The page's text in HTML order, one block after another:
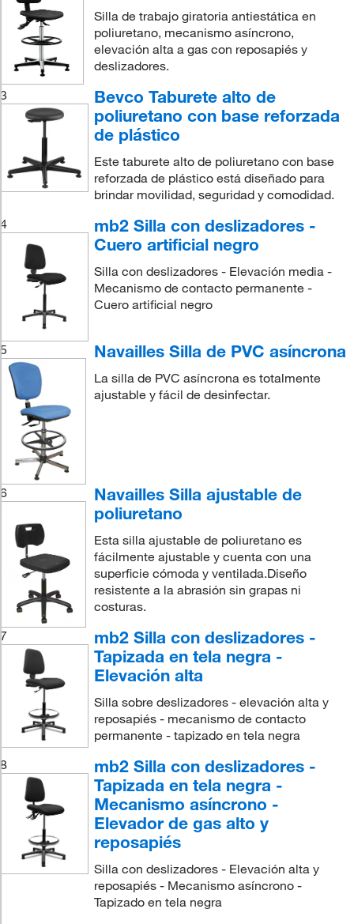
Silla de trabajo giratoria antiestática en
poliuretano, mecanismo asíncrono,
elevación alta a gas con reposapiés y
deslizadores.
3
Bevco Taburete alto de
poliuretano con base reforzada
de plástico
Este taburete alto de poliuretano con base
reforzada de plástico está diseñado para
brindar movilidad, seguridad y comodidad.
4
mb2 Silla con deslizadores -
Cuero artificial negro
Silla con deslizadores - Elevación media -
Mecanismo de contacto permanente -
Cuero artificial negro
5 Navailles Silla de PVC asíncrona
La silla de PVC asíncrona es totalmente
ajustable y fácil de desinfectar.
6
Navailles Silla ajustable de
poliuretano
Esta silla ajustable de poliuretano es
fácilmente ajustable y cuenta con una
superficie cómoda y ventilada.Diseño
resistente a la abrasión sin grapas ni
costuras.
7
mb2 Silla con deslizadores -
Tapizada en tela negra -
Elevación alta
Silla sobre deslizadores - elevación alta y
reposapiés - mecanismo de contacto
permanente - tapizado en tela negra
8
mb2 Silla con deslizadores -
Tapizada en tela negra -
Mecanismo asíncrono -
Elevador de gas alto y
reposapiés
Silla con deslizadores - Elevación alta y
reposapiés - Mecanismo asíncrono -
Tapizado en tela negra